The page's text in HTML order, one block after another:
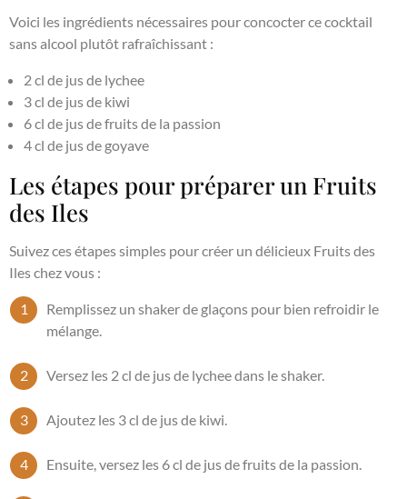
Voici les ingrédients nécessaires pour concocter ce cocktail
sans alcool plutôt rafraîchissant :
2 cl de jus de lychee
3 cl de jus de kiwi
6 cl de jus de fruits de la passion
4 cl de jus de goyave
Les étapes pour préparer un Fruits
des Iles
Suivez ces étapes simples pour créer un délicieux Fruits des
Iles chez vous :
Remplissez un shaker de glaçons pour bien refroidir le
mélange.
Versez les 2 cl de jus de lychee dans le shaker.
Ajoutez les 3 cl de jus de kiwi.
Ensuite, versez les 6 cl de jus de fruits de la passion.